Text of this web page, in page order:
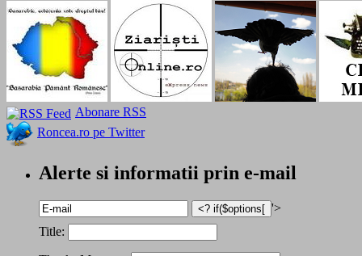
Abonare RSS
Roncea.ro pe Twitter
Alerte si informatii prin e-mail
'>
Title: